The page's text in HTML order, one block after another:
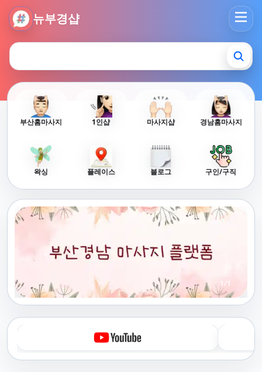
뉴부경샵
뉴부경샵 - 부산 마사지 사이트 부산마사지 부산홈타이 부산출
부산홈마사지 1인샵 마사지샵 경남홈마사지
왁싱 플레이스 블로그 구인/구직
1 /1